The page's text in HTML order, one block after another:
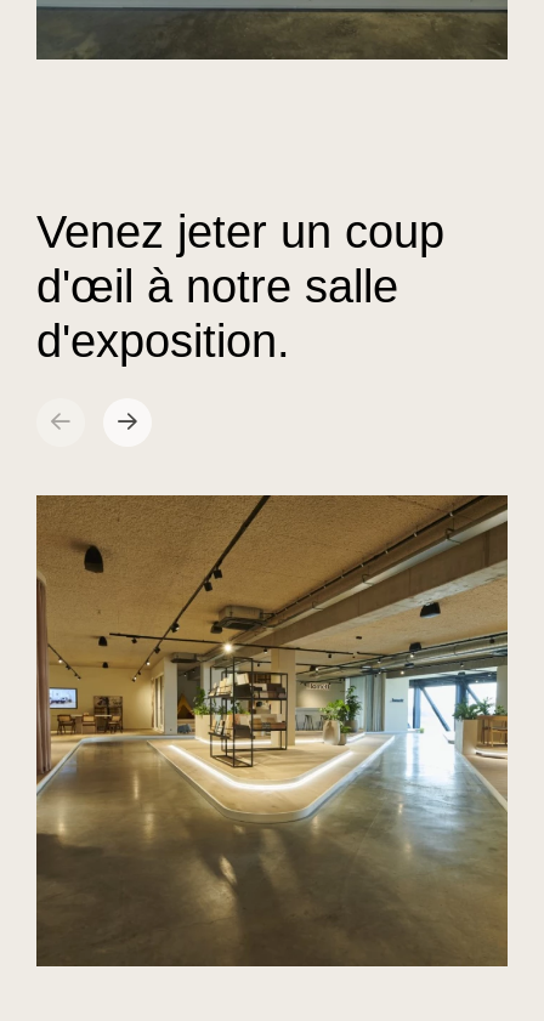
Venez jeter un coup
d'œil à notre salle
d'exposition.
sr.arrow prev
Suivant